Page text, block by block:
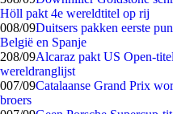
Höll pakt 4e wereldtitel op rij
008/09Duitsers pakken eerste
België en Spanje
208/09Alcaraz pakt US Open-
wereldranglijst
007/09Catalaanse Grand Prix
broers